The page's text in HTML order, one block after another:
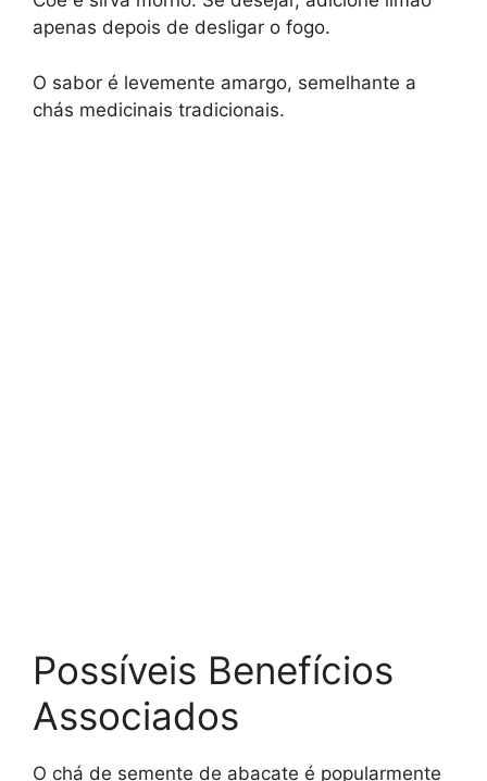
apenas depois de desligar o fogo.
O sabor é levemente amargo, semelhante a
chás medicinais tradicionais.
Possíveis Benefícios
Associados
O chá de semente de abacate é popularmente